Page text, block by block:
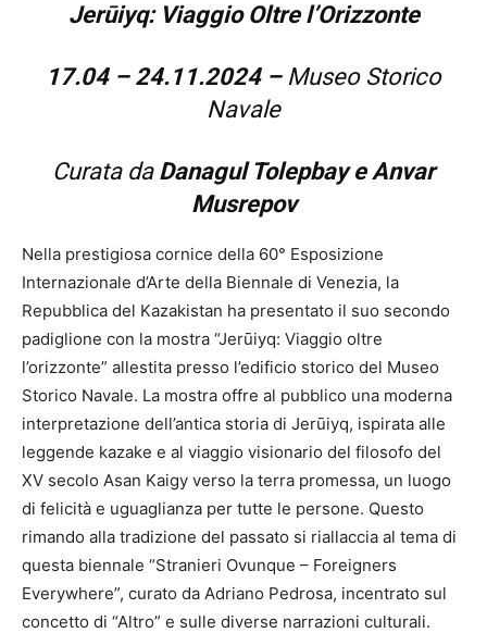
Jerūiyq: Viaggio Oltre l’Orizzonte
17.04 – 24.11.2024 – Museo Storico
Navale
Curata da Danagul Tolepbay e Anvar
Musrepov
Nella prestigiosa cornice della 60° Esposizione
Internazionale d’Arte della Biennale di Venezia, la
Repubblica del Kazakistan ha presentato il suo secondo
padiglione con la mostra “Jerūiyq: Viaggio oltre
l’orizzonte” allestita presso l’edificio storico del Museo
Storico Navale. La mostra offre al pubblico una moderna
interpretazione dell’antica storia di Jerūiyq, ispirata alle
leggende kazake e al viaggio visionario del filosofo del
XV secolo Asan Kaigy verso la terra promessa, un luogo
di felicità e uguaglianza per tutte le persone. Questo
rimando alla tradizione del passato si riallaccia al tema di
questa biennale “Stranieri Ovunque – Foreigners
Everywhere”, curato da Adriano Pedrosa, incentrato sul
concetto di “Altro” e sulle diverse narrazioni culturali.